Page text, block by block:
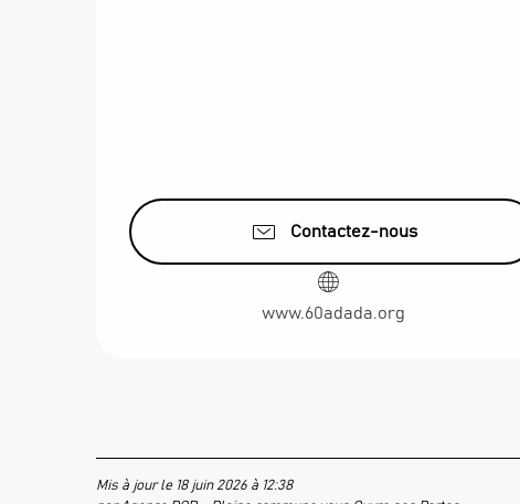
Contactez-nous
www.60adada.org
Mis à jour le 18 juin 2026 à 12:38